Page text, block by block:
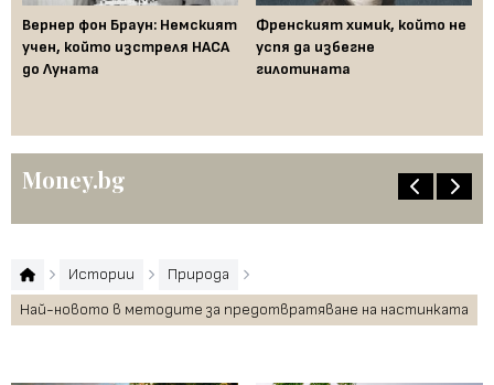
Вернер фон Браун: Немският
учен, който изстреля НАСА
до Луната
Френският химик, който не
успя да избегне
гилотината
Money.bg
Истории
Природа
Най-новото в методите за предотвратяване на настинката